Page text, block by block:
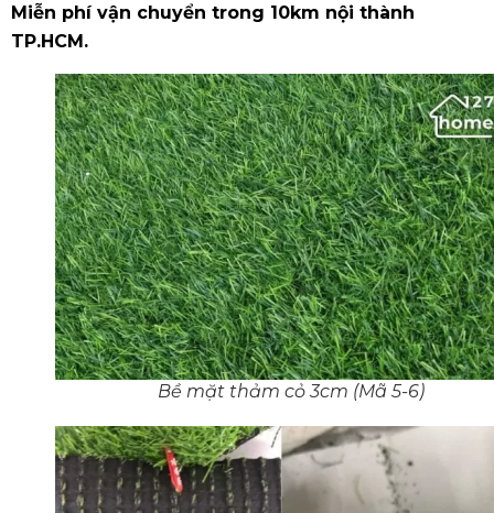
Miễn phí vận chuyển trong 10km nội thành
TP.HCM.
Bề mặt thảm cỏ 3cm (Mã 5-6)